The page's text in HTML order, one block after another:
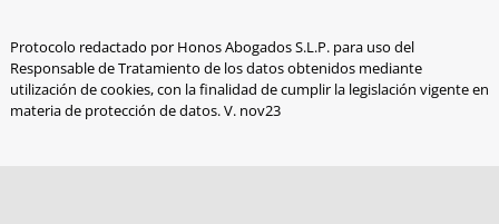
Protocolo redactado por Honos Abogados S.L.P. para uso del
Responsable de Tratamiento de los datos obtenidos mediante
utilización de cookies, con la finalidad de cumplir la legislación vigente en
materia de protección de datos. V. nov23